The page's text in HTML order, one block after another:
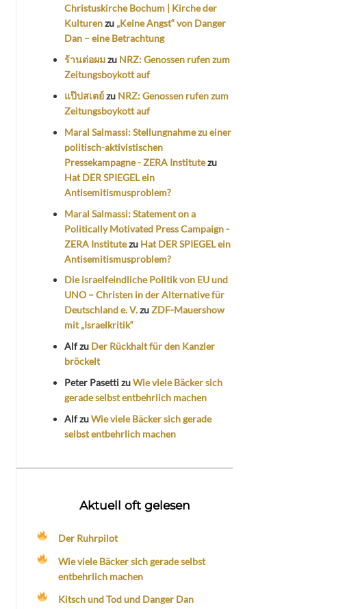
Christuskirche Bochum | Kirche der
Kulturenzu „Keine Angst“ von Danger
Dan – eine Betrachtung
ร้านต่อผมzu NRZ: Genossen rufen zum
Zeitungsboykott auf
แป๊ปสเตย์zu NRZ: Genossen rufen zum
Zeitungsboykott auf
Maral Salmassi: Stellungnahme zu einer
politisch-aktivistischen
Pressekampagne - ZERA Institutezu
Hat DER SPIEGEL ein
Antisemitismusproblem?
Maral Salmassi: Statement on a
Politically Motivated Press Campaign -
ZERA Institutezu Hat DER SPIEGEL ein
Antisemitismusproblem?
Die israelfeindliche Politik von EU und
UNO – Christen in der Alternative für
Deutschland e. V.zuZDF-Mauershow
mit „Israelkritik“
Alfzu Der Rückhalt für den Kanzler
bröckelt
Peter PasettizuWie viele Bäcker sich
gerade selbst entbehrlich machen
AlfzuWie viele Bäcker sich gerade
selbst entbehrlich machen
Aktuell oft gelesen
Der Ruhrpilot
Wie viele Bäcker sich gerade selbst
entbehrlich machen
Kitsch und Tod und Danger Dan